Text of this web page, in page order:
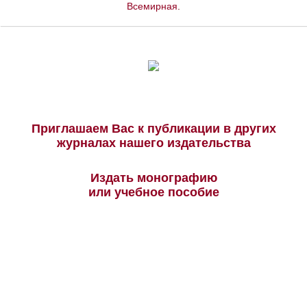
Всемирная
Приглашаем Вас к публикации в других
журналах нашего издательства
Издать монографию
или учебное пособие